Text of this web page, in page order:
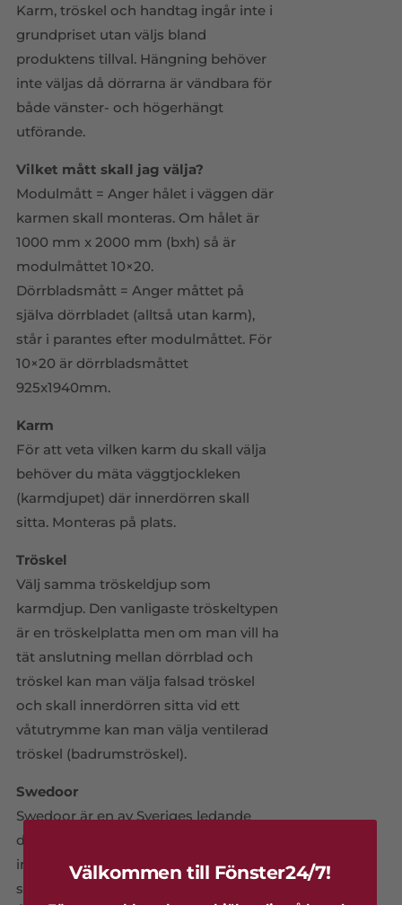
Karm, tröskel och handtag ingår inte i
grundpriset utan väljs bland
produktens tillval. Hängning behöver
inte väljas då dörrarna är vändbara för
både vänster- och högerhängt
utförande.
Vilket mått skall jag välja?
Modulmått = Anger hålet i väggen där
karmen skall monteras. Om hålet är
1000 mm x 2000 mm (bxh) så är
modulmåttet 10×20.
Dörrbladsmått = Anger måttet på
själva dörrbladet (alltså utan karm),
står i parantes efter modulmåttet. För
10×20 är dörrbladsmåttet
925x1940mm.
Karm
För att veta vilken karm du skall välja
behöver du mäta väggtjockleken
(karmdjupet) där innerdörren skall
sitta. Monteras på plats.
Tröskel
Välj samma tröskeldjup som
karmdjup. Den vanligaste tröskeltypen
är en tröskelplatta men om man vill ha
tät anslutning mellan dörrblad och
tröskel kan man välja falsad tröskel
och skall innerdörren sitta vid ett
våtutrymme kan man välja ventilerad
tröskel (badrumströskel).
Swedoor
Swedoor är en av Sveriges ledande
dörrsäljare och man tillverkar än idag
innerdörrar och ytterdörrar i
småländska Forserum och skånska
Välkommen till Fönster24/7!